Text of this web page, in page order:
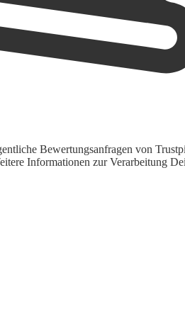
Bewertungsanfragen von
Informationen zur Verarbeitung